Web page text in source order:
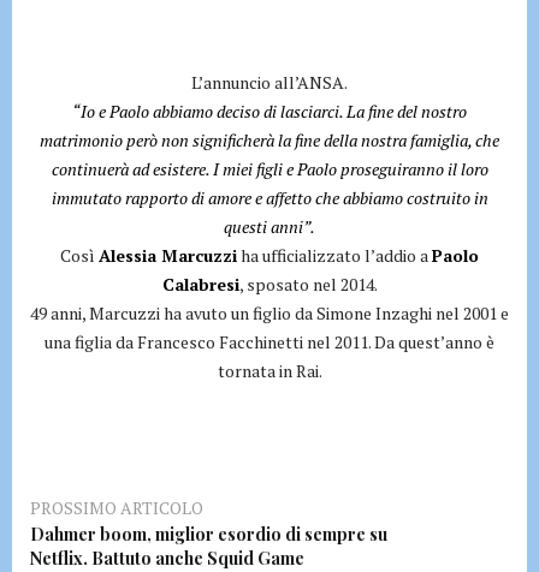
L’annuncio all’ANSA.
“Io e Paolo abbiamo deciso di lasciarci. La fine del nostro
matrimonio però non significherà la fine della nostra famiglia, che
continuerà ad esistere. I miei figli e Paolo proseguiranno il loro
immutato rapporto di amore e affetto che abbiamo costruito in
questi anni”.
Così Alessia Marcuzziha ufficializzato l’addio aPaolo
Calabresi, sposato nel 2014.
49 anni, Marcuzzi ha avuto un figlio da Simone Inzaghi nel 2001 e
una figlia da Francesco Facchinetti nel 2011. Da quest’anno è
tornata in Rai.
PROSSIMO ARTICOLO
Dahmer boom, miglior esordio di sempre su
Netflix. Battuto anche Squid Game